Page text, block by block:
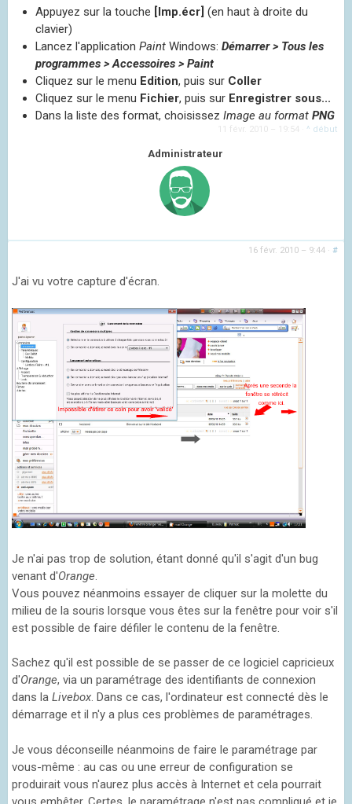
Appuyez sur la touche [Imp.écr] (en haut à droite du
clavier)
Lancez l'application Paint Windows: Démarrer > Tous les
programmes > Accessoires > Paint
Cliquez sur le menu Edition, puis sur Coller
Cliquez sur le menu Fichier, puis sur Enregistrer sous...
Dans la liste des format, choisissez Image au format PNG
11 févr. 2010 – 19:54 ^ début
Administrateur
16 févr. 2010 – 9:44 · #
J'ai vu votre capture d'écran.
Je n'ai pas trop de solution, étant donné qu'il s'agit d'un bug
venant d'Orange.
Vous pouvez néanmoins essayer de cliquer sur la molette du
milieu de la souris lorsque vous êtes sur la fenêtre pour voir s'il
est possible de faire défiler le contenu de la fenêtre.
Sachez qu'il est possible de se passer de ce logiciel capricieux
d'Orange, via un paramétrage des identifiants de connexion
dans la Livebox. Dans ce cas, l'ordinateur est connecté dès le
démarrage et il n'y a plus ces problèmes de paramétrages.
Je vous déconseille néanmoins de faire le paramétrage par
vous-même : au cas ou une erreur de configuration se
produirait vous n'aurez plus accès à Internet et cela pourrait